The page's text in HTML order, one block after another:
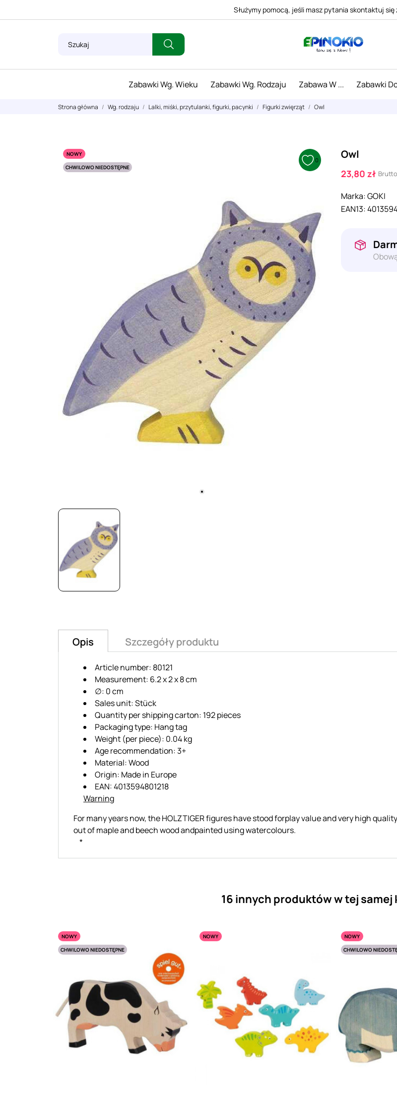
Służymy pomocą, jeśli masz pytania skontaktuj
Zabawki Wg. Wieku Zabawki Wg. Rodzaju Zabawa W ... Zabawki
Strona główna Wg. rodzaju Lalki, miśki, przytulanki, figurki, pacynki Figurki zwięrząt Owl
NOWY
CHWILOWO NIEDOSTĘPNE
0 Owl
23,80 zł Brutto
Marka:GOKI
EAN13:
Opis Szczegóły produktu
Article number: 80121
Measurement: 6.2 x 2 x 8 cm
∅: 0 cm
Sales unit: Stück
Quantity per shipping carton: 192 pieces
Packaging type: Hang tag
Weight (per piece): 0.04 kg
Age recommendation: 3+
Material: Wood
Origin: Made in Europe
EAN: 4013594801218
Warning
For many years now, the HOLZTIGER figures have stood forplay value and very high
out of maple and beech wood andpainted using watercolours.
*
16 innych produktów w tej
NOWY
CHWILOWO NIEDOSTĘPNE
NOWY
NOWY
CHWILOWO